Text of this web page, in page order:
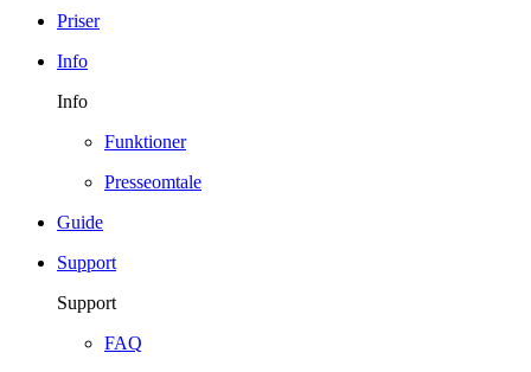
Priser
Info
Info
Funktioner
Presseomtale
Guide
Support
Support
FAQ